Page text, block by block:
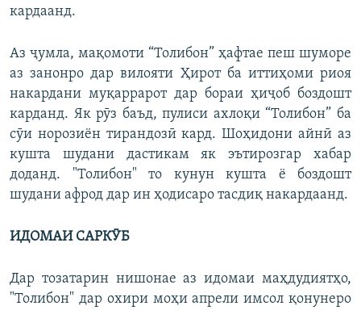
кардаанд.
Аз ҷумла, мақомоти “Толибон” ҳафтае пеш шуморе
аз занонро дар вилояти Ҳирот ба иттиҳоми риоя
накардани муқаррарот дар бораи ҳиҷоб боздошт
карданд. Як рӯз баъд, пулиси ахлоқи “Толибон” ба
сӯи норозиён тирандозӣ кард. Шоҳидони айнӣ аз
кушта шудани дастикам як эътирозгар хабар
доданд. "Толибон" то кунун кушта ё боздошт
шудани афрод дар ин ҳодисаро тасдиқ накардаанд.
ИДОМАИ САРКӮБ
Дар тозатарин нишонае аз идомаи маҳдудиятҳо,
"Толибон" дар охири моҳи апрели имсол қонунеро